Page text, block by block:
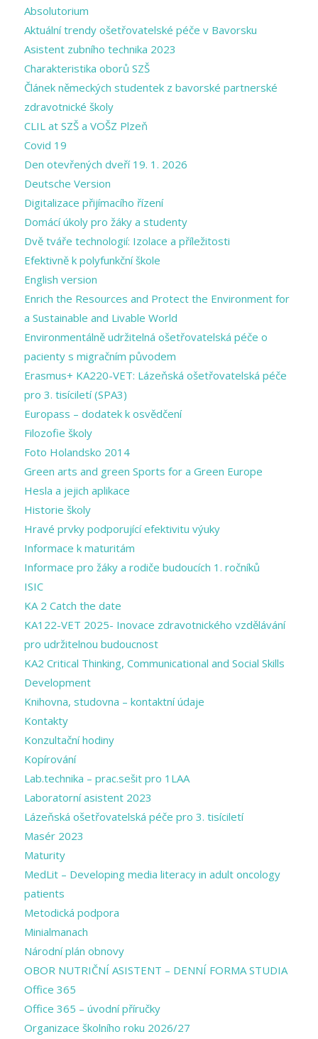
Absolutorium
Aktuální trendy ošetřovatelské péče v Bavorsku
Asistent zubního technika 2023
Charakteristika oborů SZŠ
Článek německých studentek z bavorské partnerské
zdravotnické školy
CLIL at SZŠ a VOŠZ Plzeň
Covid 19
Den otevřených dveří 19. 1. 2026
Deutsche Version
Digitalizace přijímacího řízení
Domácí úkoly pro žáky a studenty
Dvě tváře technologií: Izolace a příležitosti
Efektivně k polyfunkční škole
English version
Enrich the Resources and Protect the Environment for
a Sustainable and Livable World
Environmentálně udržitelná ošetřovatelská péče o
pacienty s migračním původem
Erasmus+ KA220-VET: Lázeňská ošetřovatelská péče
pro 3. tisíciletí (SPA3)
Europass – dodatek k osvědčení
Filozofie školy
Foto Holandsko 2014
Green arts and ​green Sports for a ​Green Europe
Hesla a jejich aplikace
Historie školy
Hravé prvky podporující efektivitu výuky
Informace k maturitám
Informace pro žáky a rodiče budoucích 1. ročníků
ISIC
KA 2 Catch the date
KA122-VET 2025- Inovace zdravotnického vzdělávání
pro udržitelnou budoucnost
KA2 Critical Thinking, Communicational and Social Skills
Development
Knihovna, studovna – kontaktní údaje
Kontakty
Konzultační hodiny
Kopírování
Lab.technika – prac.sešit pro 1LAA
Laboratorní asistent 2023
Lázeňská ošetřovatelská péče pro 3. tisíciletí
Masér 2023
Maturity
MedLit – Developing media literacy in adult oncology
patients
Metodická podpora
Minialmanach
Národní plán obnovy
OBOR NUTRIČNÍ ASISTENT – DENNÍ FORMA STUDIA
Office 365
Office 365 – úvodní příručky
Organizace školního roku 2026/27